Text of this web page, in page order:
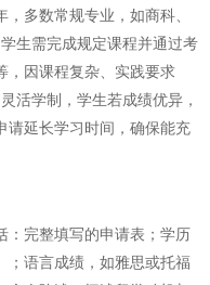
多数常规专业，如商科、
生需完成规定课程并通过考
，因课程复杂、实践要求
活学制，学生若成绩优异，
请延长学习时间，确保能充
：完整填写的申请表；学历
；语言成绩，如雅思或托福